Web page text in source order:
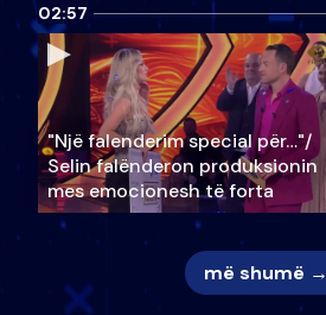
02:57
"Një falenderim special për…"/
Selin falënderon produksionin
mes emocionesh të forta
më shumë →